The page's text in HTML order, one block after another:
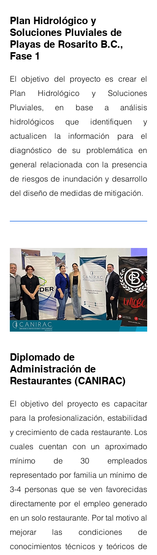
Plan Hidrológico y
Soluciones Pluviales de
Playas de Rosarito B.C.,
Fase 1
El objetivo del proyecto es crear el
Plan Hidrológico y Soluciones
Pluviales, en base a análisis
hidrológicos que identifiquen y
actualicen la información para el
diagnóstico de su problemática en
general relacionada con la presencia
de riesgos de inundación y desarrollo
del diseño de medidas de mitigación.
Diplomado de
Administración de
Restaurantes (CANIRAC)
El objetivo del proyecto es capacitar
para la profesionalización, estabilidad
y crecimiento de cada restaurante. Los
cuales cuentan con un aproximado
mínimo de 30 empleados
representado por familia un mínimo de
3-4 personas que se ven favorecidas
directamente por el empleo generado
en un solo restaurante. Por tal motivo al
mejorar las condiciones de
conocimientos técnicos y teóricos de